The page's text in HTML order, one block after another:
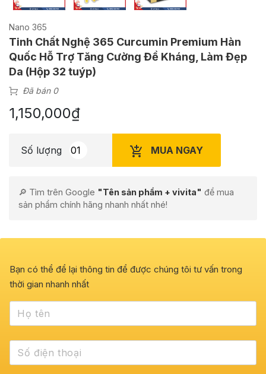
Nano 365
Tinh Chất Nghệ 365 Curcumin Premium Hàn
Quốc Hỗ Trợ Tăng Cường Đề Kháng, Làm Đẹp
Da (Hộp 32 tuýp)
Đã bán 0
1,150,000₫
Số lượng MUA NGAY
🔎 Tìm trên Google "Tên sản phẩm + vivita" để mua
sản phẩm chính hãng nhanh nhất nhé!
Bạn có thể để lại thông tin để được chúng tôi tư vấn trong
thời gian nhanh nhất